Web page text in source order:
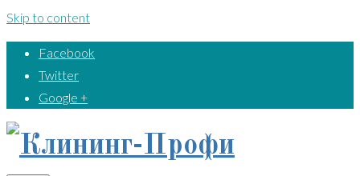
Skip to content
Facebook
Twitter
Google +